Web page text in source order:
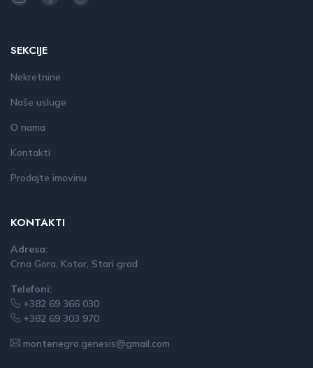
SEKCIJE
Nekretnine
Naše usluge
O nama
Kontakti
Prodajte imovinu
KONTAKTI
Adresa:
Crna Gora, Kotor, Stari grad
Telefoni:
+382 69 366 030
+382 69 303 970
montenegro.genesis@gmail.com